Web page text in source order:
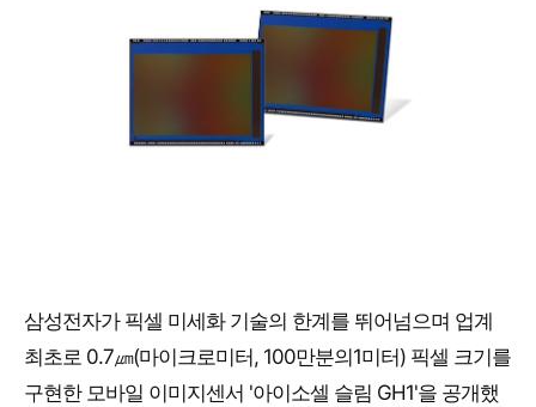
삼성전자가 픽셀 미세화 기술의 한계를 뛰어넘으며 업계
최초로 0.7㎛(마이크로미터, 100만분의1미터) 픽셀 크기를
구현한 모바일 이미지센서 '아이소셀 슬림 GH1'을 공개했